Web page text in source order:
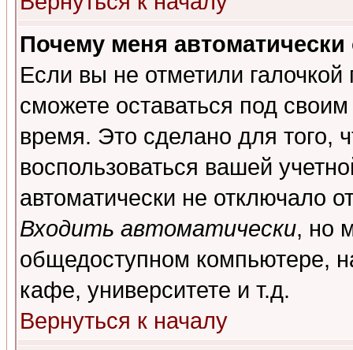
Почему меня автоматически
Если вы не отметили галочкой
сможете оставаться под
время. Это сделано для того,
воспользоваться вашей
автоматически не отключало
Входить автоматически, но
общедоступном компьютере,
кафе, университете и т.д.
Вернуться к началу